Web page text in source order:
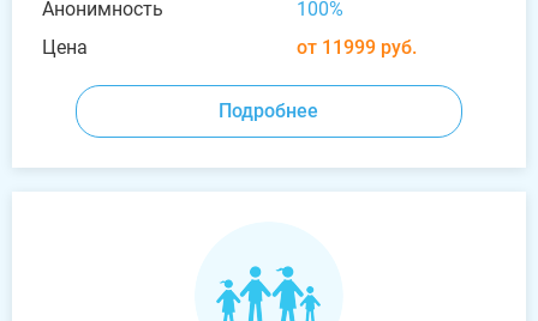
Анонимность
100%
Цена
от 11999 руб.
Подробнее